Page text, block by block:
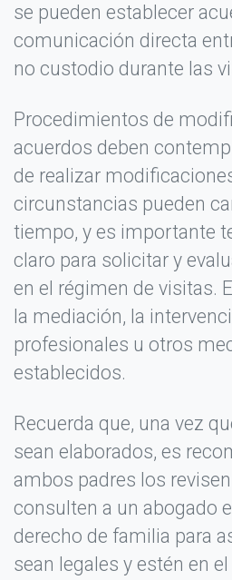
se pueden establecer
comunicación directa
no custodio durante las
Procedimientos de
acuerdos deben
de realizar
circunstancias pueden
tiempo, y es importante
claro para solicitar y
en el régimen de visitas.
la mediación, la
profesionales u otros
establecidos.
Recuerda que, una vez
sean elaborados, es
ambos padres los
consulten a un abogado
derecho de familia para
sean legales y estén en
No llenes este campo